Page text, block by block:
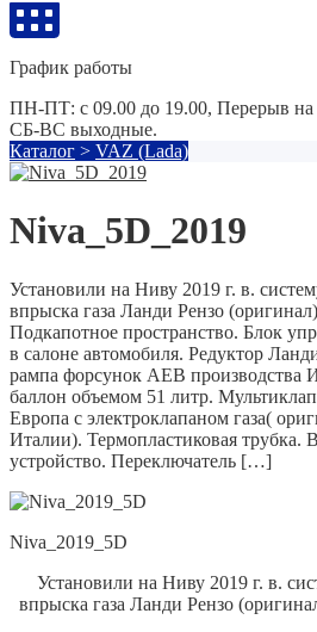
График работы
ПН-ПТ: с 09.00 до 19.00, Перерыв на
СБ-ВС выходные.
Каталог > VAZ (Lada)
Niva_5D_2019
Установили на Ниву 2019 г. в.
впрыска газа Ланди Рензо
Подкапотное пространство. Блок
в салоне автомобиля. Редуктор
рампа форсунок AEB производства
баллон объемом 51 литр.
Европа с электроклапаном газа(
Италии). Термопластиковая трубка.
устройство. Переключатель […]
Niva_2019_5D
Установили на Ниву 2019 г. в.
впрыска газа Ланди Рензо